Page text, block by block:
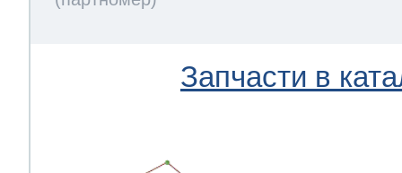
Запчасти в